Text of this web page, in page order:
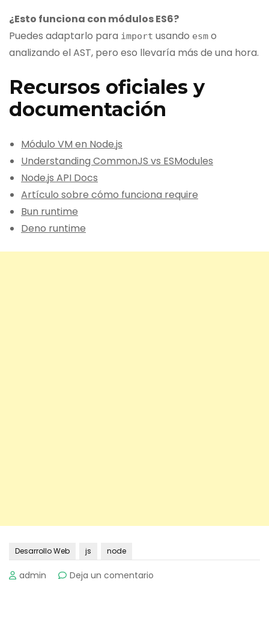
¿Esto funciona con módulos ES6?
Puedes adaptarlo para import usando esm o
analizando el AST, pero eso llevaría más de una hora.
Recursos oficiales y
documentación
Módulo VM en Node.js
Understanding CommonJS vs ESModules
Node.js API Docs
Artículo sobre cómo funciona require
Bun runtime
Deno runtime
Desarrollo Web js node
admin Deja un comentario